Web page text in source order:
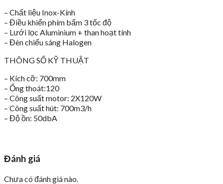
– Chất liệu Inox-Kính
– Điều khiển phím bấm 3 tốc độ
– Lưới lọc Aluminium + than hoạt tính
– Đèn chiếu sáng Halogen
THÔNG SỐ KỸ THUẬT
– Kích cỡ: 700mm
– Ống thoát:120
– Công suất motor: 2X120W
– Công suất hút: 700m3/h
– Độ ồn: 50dbA
Đánh giá
Chưa có đánh giá nào.